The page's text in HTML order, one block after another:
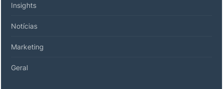
Insights
Notícias
Marketing
Geral